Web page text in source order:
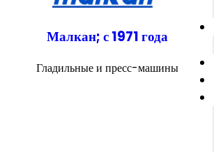
Малкан; с 1971 года
Гладильные и пресс-машины